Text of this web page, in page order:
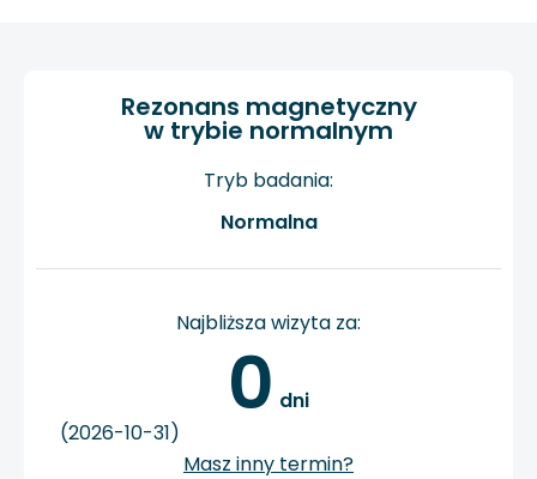
Rezonans magnetyczny
w trybie normalnym
Tryb badania:
Normalna
Najbliższa wizyta za:
0 dni
(2026-10-31)
Masz inny termin?